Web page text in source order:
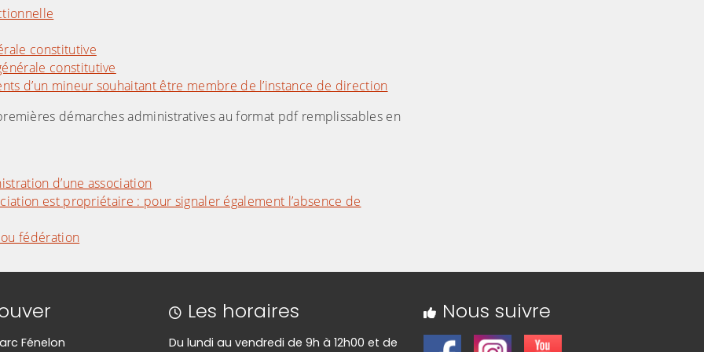
constitutive
constitutive
d’un mineur souhaitant être membre de l’instance de direction
démarches administratives au format pdf remplissables en
d’une association
est propriétaire : pour signaler également l’absence de
fédération
Fénelon
Les horaires
Du lundi au vendredi de 9h à 12h00 et de
Nous suivre